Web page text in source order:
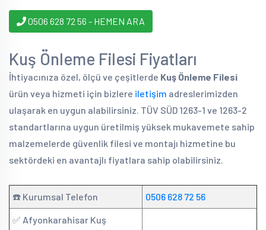
0506 628 72 56 - HEMEN ARA
Kuş Önleme Filesi Fiyatları
İhtiyacınıza özel, ölçü ve çeşitlerde Kuş Önleme Filesi
ürün veya hizmeti için bizlere iletişim adreslerimizden
ulaşarak en uygun alabilirsiniz. TÜV SÜD 1263-1 ve 1263-2
standartlarına uygun üretilmiş yüksek mukavemete sahip
malzemelerde güvenlik filesi ve montajı hizmetine bu
sektördeki en avantajlı fiyatlara sahip olabilirsiniz.
☎️ Kurumsal Telefon 0506 628 72 56
✅ Afyonkarahisar Kuş